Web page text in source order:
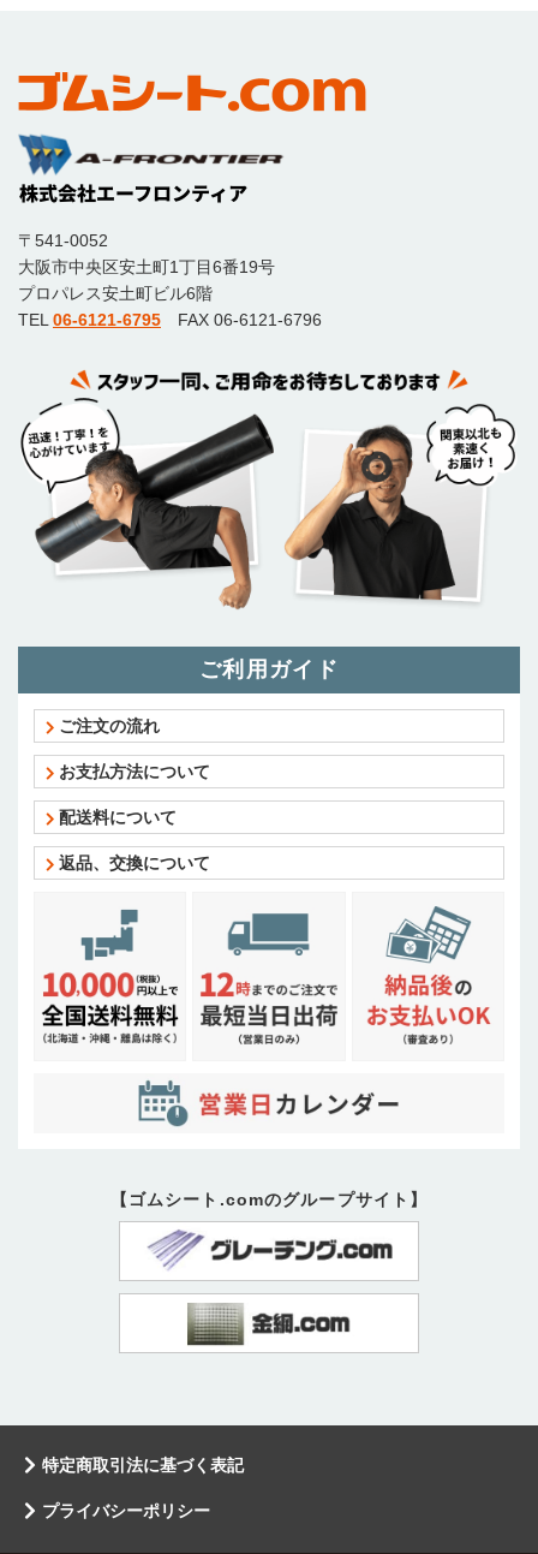
〒541-0052
大阪市中央区安土町1丁目6番19号
プロパレス安土町ビル6階
TEL 06-6121-6795 FAX 06-6121-6796
ご利用ガイド
ご注文の流れ
お支払方法について
配送料について
返品、交換について
【ゴムシート.comのグループサイト】
特定商取引法に基づく表記
プライバシーポリシー